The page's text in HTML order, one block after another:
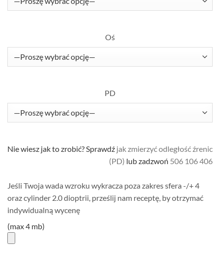
Oś
PD
Nie wiesz jak to zrobić? Sprawdź jak zmierzyć odległość źrenic
(PD) lub zadzwoń 506 106 406
Jeśli Twoja wada wzroku wykracza poza zakres sfera -/+ 4
oraz cylinder 2.0 dioptrii, prześlij nam receptę, by otrzymać
indywidualną wycenę
(max 4 mb)